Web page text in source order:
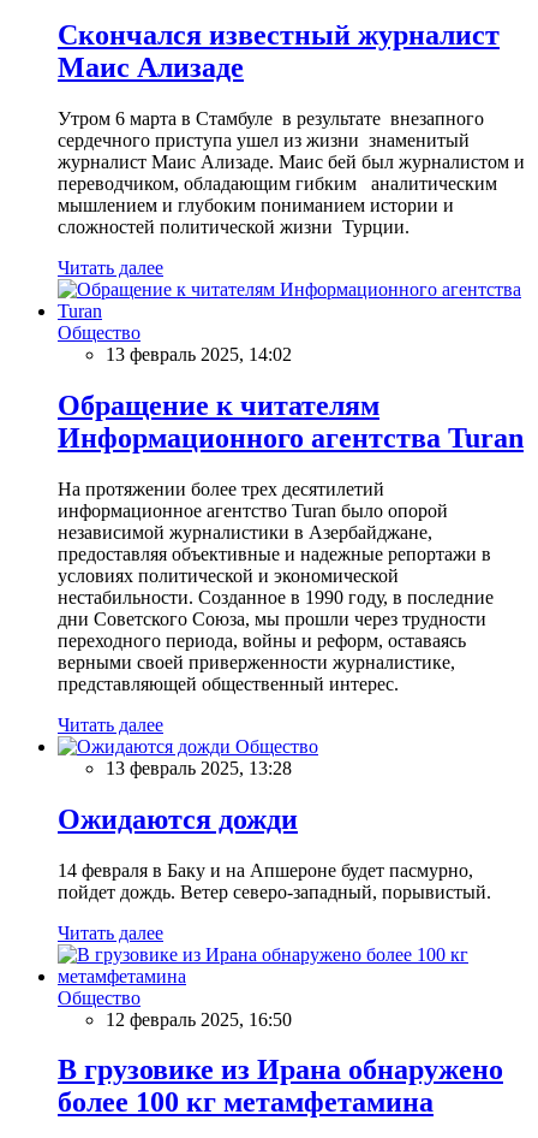
Скончался известный журналист
Маис Ализаде
Утром 6 марта в Стамбуле в результате внезапного
сердечного приступа ушел из жизни знаменитый
журналист Маис Ализаде. Маис бей был журналистом и
переводчиком, обладающим гибким аналитическим
мышлением и глубоким пониманием истории и
сложностей политической жизни Турции.
Читать далее
Общество
13 февраль 2025, 14:02
Обращение к читателям
Информационного агентства Turan
На протяжении более трех десятилетий
информационное агентство Turan было опорой
независимой журналистики в Азербайджане,
предоставляя объективные и надежные репортажи в
условиях политической и экономической
нестабильности. Созданное в 1990 году, в последние
дни Советского Союза, мы прошли через трудности
переходного периода, войны и реформ, оставаясь
верными своей приверженности журналистике,
представляющей общественный интерес.
Читать далее
Общество
13 февраль 2025, 13:28
Ожидаются дожди
14 февраля в Баку и на Апшероне будет пасмурно,
пойдет дождь. Ветер северо-западный, порывистый.
Читать далее
Общество
12 февраль 2025, 16:50
В грузовике из Ирана обнаружено
более 100 кг метамфетамина